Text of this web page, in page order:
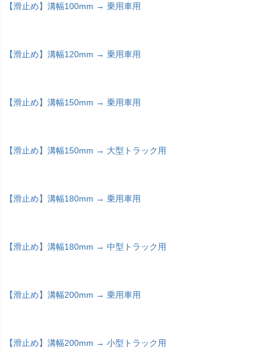
【滑止め】溝幅100mm → 乗用車用
【滑止め】溝幅120mm → 乗用車用
【滑止め】溝幅150mm → 乗用車用
【滑止め】溝幅150mm → 大型トラック用
【滑止め】溝幅180mm → 乗用車用
【滑止め】溝幅180mm → 中型トラック用
【滑止め】溝幅200mm → 乗用車用
【滑止め】溝幅200mm → 小型トラック用